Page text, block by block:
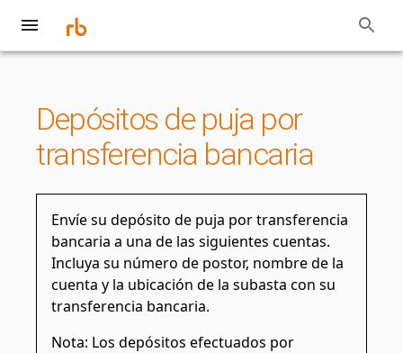
Depósitos de puja por
transferencia bancaria
Envíe su depósito de puja por transferencia
bancaria a una de las siguientes cuentas.
Incluya su número de postor, nombre de la
cuenta y la ubicación de la subasta con su
transferencia bancaria.
Nota: Los depósitos efectuados por